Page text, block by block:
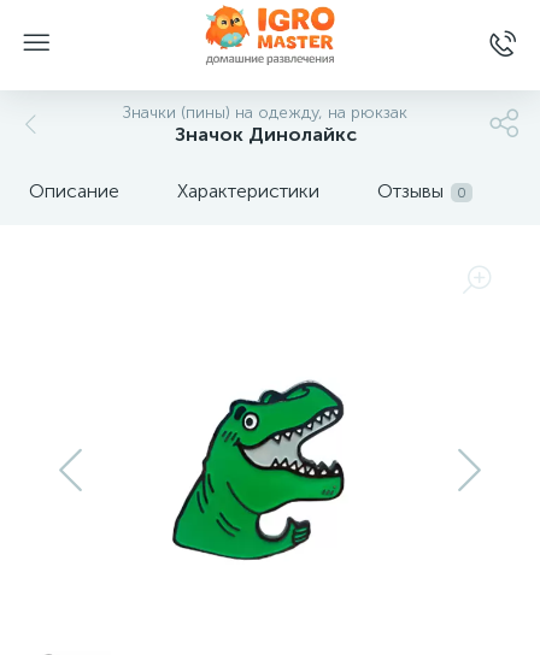
Значки (пины) на одежду, на рюкзак
Значок Динолайкс
Описание Характеристики Отзывы 0